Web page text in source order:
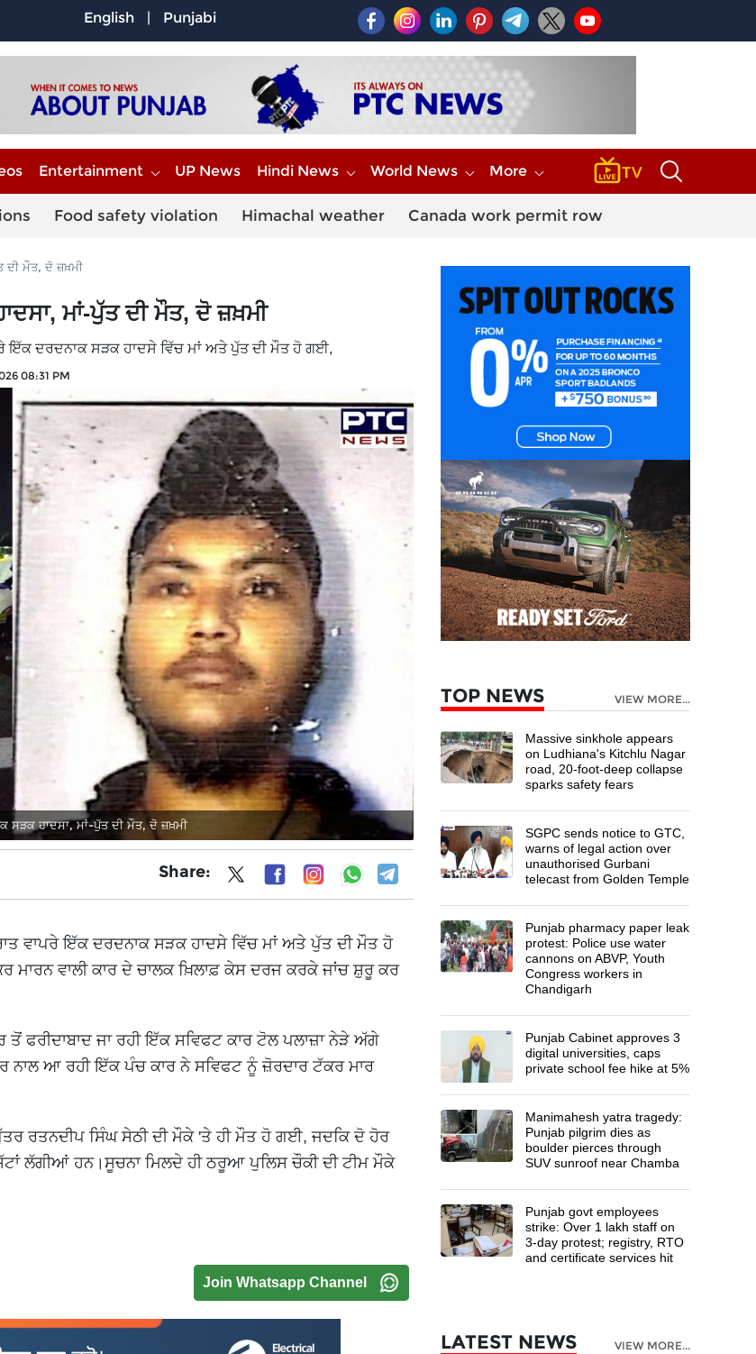
English | Punjabi
Entertainment UP News Hindi News World News More
Food safety violation Himachal weather Canada work permit row
ਦੀ ਮੌਤ, ਦੋ ਜ਼ਖ਼ਮੀ
ਮਾਂ-ਪੁੱਤ ਦੀ ਮੌਤ, ਦੋ ਜ਼ਖ਼ਮੀ
ਇੱਕ ਦਰਦਨਾਕ ਸੜਕ ਹਾਦਸੇ ਵਿੱਚ ਮਾਂ ਅਤੇ ਪੁੱਤ ਦੀ ਮੌਤ ਹੋ ਗਈ,
08:31 PM
ਸੜਕ ਹਾਦਸਾ, ਮਾਂ-ਪੁੱਤ ਦੀ ਮੌਤ, ਦੋ ਜ਼ਖ਼ਮੀ
Share:
ਵਾਪਰੇ ਇੱਕ ਦਰਦਨਾਕ ਸੜਕ ਹਾਦਸੇ ਵਿੱਚ ਮਾਂ ਅਤੇ ਪੁੱਤ ਦੀ ਮੌਤ ਹੋ
ਵਾਲੀ ਕਾਰ ਦੇ ਚਾਲਕ ਖ਼ਿਲਾਫ਼ ਕੇਸ ਦਰਜ ਕਰਕੇ ਜਾਂਚ ਸ਼ੁਰੂ ਕਰ
ਜਾ ਰਹੀ ਇੱਕ ਸਵਿਫਟ ਕਾਰ ਟੋਲ ਪਲਾਜ਼ਾ ਨੇੜੇ ਅੱਗੇ
ਨਾਲ ਆ ਰਹੀ ਇੱਕ ਪੰਚ ਕਾਰ ਨੇ ਸਵਿਫਟ ਨੂੰ ਜ਼ੋਰਦਾਰ ਟੱਕਰ ਮਾਰ
ਰਤਨਦੀਪ ਸਿੰਘ ਸੇਠੀ ਦੀ ਮੌਕੇ 'ਤੇ ਹੀ ਮੌਤ ਹੋ ਗਈ, ਜਦਕਿ ਦੋ ਹੋਰ
ਲੱਗੀਆਂ ਹਨ।ਸੂਚਨਾ ਮਿਲਦੇ ਹੀ ਠਰੂਆ ਪੁਲਿਸ ਚੌਕੀ ਦੀ ਟੀਮ ਮੌਕੇ
Join Whatsapp Channel
TOP NEWS VIEW MORE...
Massive sinkhole appears
on Ludhiana's Kitchlu Nagar
road, 20-foot-deep collapse
sparks safety fears
SGPC sends notice to GTC,
warns of legal action over
unauthorised Gurbani
telecast from Golden Temple
Punjab pharmacy paper leak
protest: Police use water
cannons on ABVP, Youth
Congress workers in
Chandigarh
Punjab Cabinet approves 3
digital universities, caps
private school fee hike at 5%
Manimahesh yatra tragedy:
Punjab pilgrim dies as
boulder pierces through
SUV sunroof near Chamba
Punjab govt employees
strike: Over 1 lakh staff on
3-day protest; registry, RTO
and certificate services hit
LATEST NEWS VIEW MORE...